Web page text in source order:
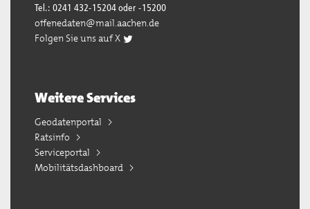
Tel.: 0241 432-15204 oder -15200
offenedaten@mail.aachen.de
Folgen Sie uns auf X
Weitere Services
Geodatenportal
Ratsinfo
Serviceportal
Mobilitätsdashboard